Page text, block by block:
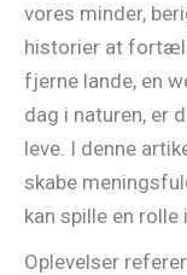
vores minder,
historier at
fjerne lande, en
dag i naturen, er
leve. I denne
skabe
kan spille en rolle
Oplevelser